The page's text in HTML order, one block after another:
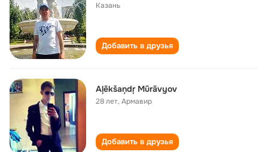
Казань
Добавить в друзья
Aļēkšaņdŗ Mūrāvyov
28 лет,Армавир
Добавить в друзья